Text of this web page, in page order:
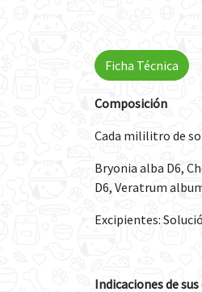
Composición
Cada mililitro de
Bryonia alba D6,
D6, Veratrum
Excipientes:
Indicaciones de
Ficha Técnica